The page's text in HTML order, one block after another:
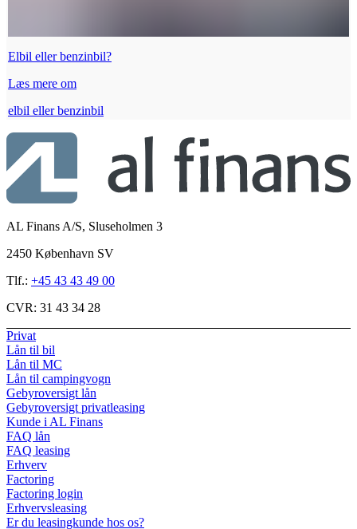
Elbil eller benzinbil?
Læs mere om
elbil eller benzinbil
AL Finans A/S, Sluseholmen 3
2450 København SV
Tlf.: +45 43 43 49 00
CVR: 31 43 34 28
Privat
Lån til bil
Lån til MC
Lån til campingvogn
Gebyroversigt lån
Gebyroversigt privatleasing
Kunde i AL Finans
FAQ lån
FAQ leasing
Erhverv
Factoring
Factoring login
Erhvervsleasing
Er du leasingkunde hos os?